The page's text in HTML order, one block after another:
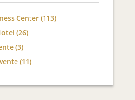
Center(113)
(26)
(3)
(11)